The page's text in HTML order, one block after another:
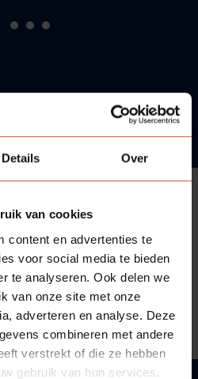
Details Over
van cookies
content en advertenties te
voor social media te bieden
te analyseren. Ook delen we
van onze site met onze
adverteren en analyse. Deze
combineren met andere
verstrekt of die ze hebben
gebruik van hun services.
je eenvoudig een
en (indien gewenst)
en leefstijlen